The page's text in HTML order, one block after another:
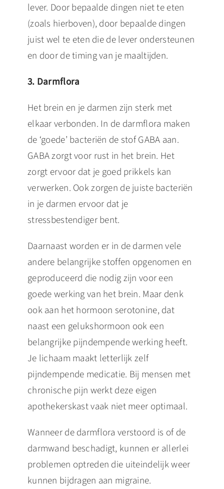
lever. Door bepaalde dingen niet te eten
(zoals hierboven), door bepaalde dingen
juist wel te eten die de lever ondersteunen
en door de timing van je maaltijden.
3. Darmflora
Het brein en je darmen zijn sterk met
elkaar verbonden. In de darmflora maken
de ‘goede’ bacteriën de stof GABA aan.
GABA zorgt voor rust in het brein. Het
zorgt ervoor dat je goed prikkels kan
verwerken. Ook zorgen de juiste bacteriën
in je darmen ervoor dat je
stressbestendiger bent.
Daarnaast worden er in de darmen vele
andere belangrijke stoffen opgenomen en
geproduceerd die nodig zijn voor een
goede werking van het brein. Maar denk
ook aan het hormoon serotonine, dat
naast een gelukshormoon ook een
belangrijke pijndempende werking heeft.
Je lichaam maakt letterlijk zelf
pijndempende medicatie. Bij mensen met
chronische pijn werkt deze eigen
apothekerskast vaak niet meer optimaal.
Wanneer de darmflora verstoord is of de
darmwand beschadigt, kunnen er allerlei
problemen optreden die uiteindelijk weer
kunnen bijdragen aan migraine.